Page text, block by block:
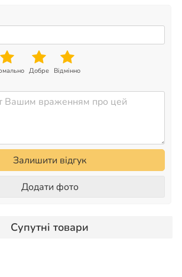
Відмінно
Добре
Залишити відгук
Додати фото
Супутні товари